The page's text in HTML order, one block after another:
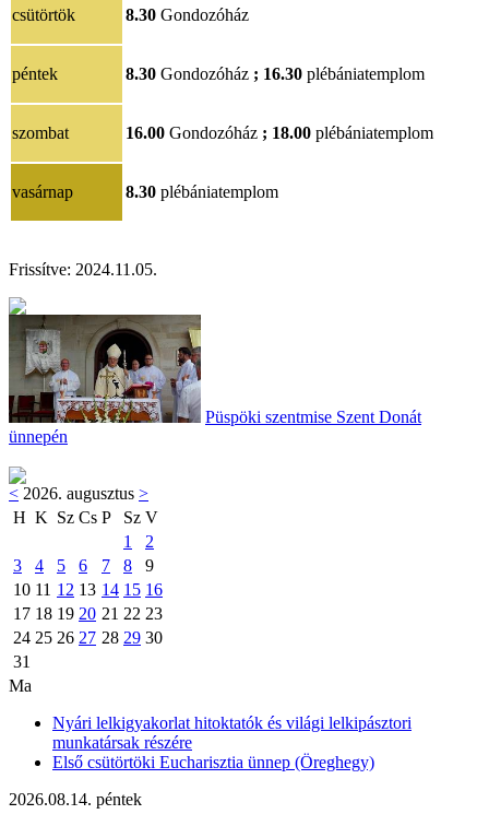
csütörtök 8.30 Gondozóház
péntek 8.30 Gondozóház ; 16.30 plébániatemplom
szombat 16.00 Gondozóház ; 18.00 plébániatemplom
vasárnap 8.30 plébániatemplom
Frissítve: 2024.11.05.
Püspöki szentmise Szent Donát
ünnepén
< 2026. augusztus >
H K Sz Cs P Sz V
1
2
3
4 5 6 7 8
9
10 11 12 13 14 15 16
17 18 19 20 21 22 23
24 25 26 27 28 29 30
31
Ma
Nyári lelkigyakorlat hitoktatók és világi lelkipásztori
munkatársak részére
Első csütörtöki Eucharisztia ünnep (Öreghegy)
2026.08.14. péntek